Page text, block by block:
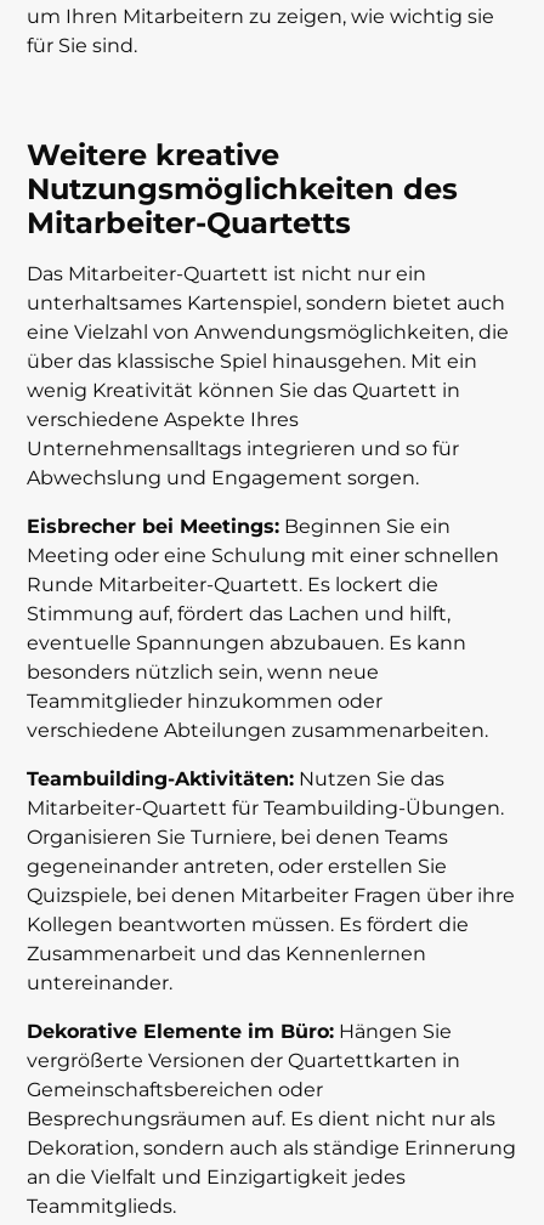
um Ihren Mitarbeitern zu zeigen, wie wichtig sie
für Sie sind.
Weitere kreative
Nutzungsmöglichkeiten des
Mitarbeiter-Quartetts
Das Mitarbeiter-Quartett ist nicht nur ein
unterhaltsames Kartenspiel, sondern bietet auch
eine Vielzahl von Anwendungsmöglichkeiten, die
über das klassische Spiel hinausgehen. Mit ein
wenig Kreativität können Sie das Quartett in
verschiedene Aspekte Ihres
Unternehmensalltags integrieren und so für
Abwechslung und Engagement sorgen.
Eisbrecher bei Meetings: Beginnen Sie ein
Meeting oder eine Schulung mit einer schnellen
Runde Mitarbeiter-Quartett. Es lockert die
Stimmung auf, fördert das Lachen und hilft,
eventuelle Spannungen abzubauen. Es kann
besonders nützlich sein, wenn neue
Teammitglieder hinzukommen oder
verschiedene Abteilungen zusammenarbeiten.
Teambuilding-Aktivitäten: Nutzen Sie das
Mitarbeiter-Quartett für Teambuilding-Übungen.
Organisieren Sie Turniere, bei denen Teams
gegeneinander antreten, oder erstellen Sie
Quizspiele, bei denen Mitarbeiter Fragen über ihre
Kollegen beantworten müssen. Es fördert die
Zusammenarbeit und das Kennenlernen
untereinander.
Dekorative Elemente im Büro: Hängen Sie
vergrößerte Versionen der Quartettkarten in
Gemeinschaftsbereichen oder
Besprechungsräumen auf. Es dient nicht nur als
Dekoration, sondern auch als ständige Erinnerung
an die Vielfalt und Einzigartigkeit jedes
Teammitglieds.